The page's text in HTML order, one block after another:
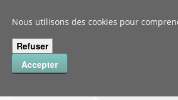
Nous utilisons des cookies pour